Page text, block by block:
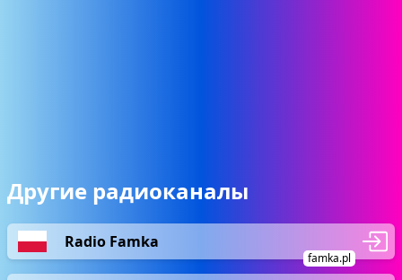
Другие радиоканалы
Radio Famka
famka.pl